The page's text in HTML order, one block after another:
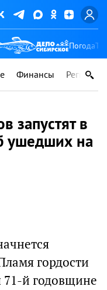
Погода
Финансы Регионы
запустят в
ушедших на
гордости
71-й годовщине